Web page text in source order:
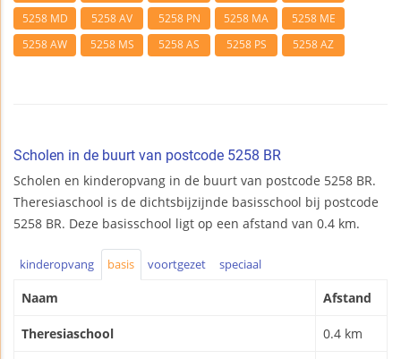
5258 MD
5258 AV 5258 PN 5258 MA
5258 ME
5258 AW
5258 MS 5258 AS 5258 PS 5258 AZ
Scholen in de buurt van postcode 5258 BR
Scholen en kinderopvang in de buurt van postcode 5258 BR.
Theresiaschool is de dichtsbijzijnde basisschool bij postcode
5258 BR. Deze basisschool ligt op een afstand van 0.4 km.
kinderopvang basis voortgezet speciaal
Naam Afstand
Theresiaschool 0.4 km